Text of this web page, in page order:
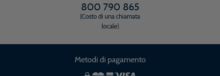
800 790 865
(Costo di una chiamata
locale)
Metodi di pagamento